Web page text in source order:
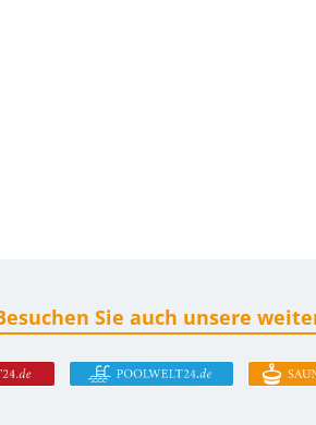
Sie auch unsere